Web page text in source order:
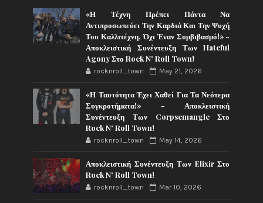
«Η Τέχνη Πρέπει Πάντα Να
Αντιπροσωπεύει Την Καρδιά Και Την Ψυχή
Του Καλλιτέχνη, Όχι Έναν Συμβιβασμό!» -
Αποκλειστική Συνέντευξη Των Hateful
Agony Στο Rock N' Roll Town!
rocknroll_town May 21, 2026
«Η Ταυτότητα Έχει Χαθεί Για Τα Νεότερα
Συγκροτήματα!» - Αποκλειστική
Συνέντευξη Των Corpsemangle Στο
Rock N' Roll Town!
rocknroll_town May 14, 2026
Αποκλειστική Συνέντευξη Των Elixir Στο
Rock N' Roll Town!
rocknroll_town Mar 10, 2026